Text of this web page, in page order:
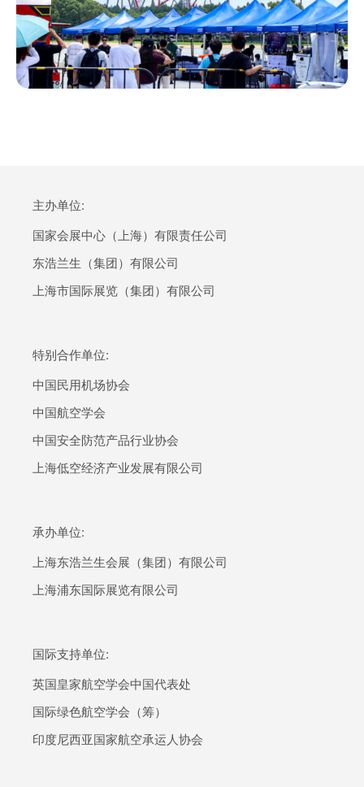
主办单位:
国家会展中心（上海）有限责任公司
东浩兰生（集团）有限公司
上海市国际展览（集团）有限公司
特别合作单位:
中国民用机场协会
中国航空学会
中国安全防范产品行业协会
上海低空经济产业发展有限公司
承办单位:
上海东浩兰生会展（集团）有限公司
上海浦东国际展览有限公司
国际支持单位:
英国皇家航空学会中国代表处
国际绿色航空学会（筹）
印度尼西亚国家航空承运人协会